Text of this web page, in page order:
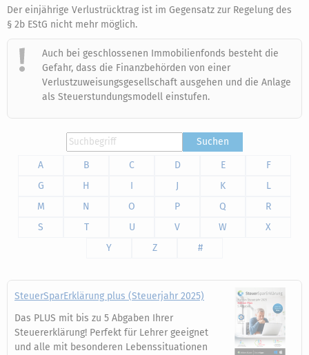
Der einjährige Verlustrücktrag ist im Gegensatz zur Regelung des
§ 2b EStG nicht mehr möglich.
Auch bei geschlossenen Immobilienfonds besteht die
Gefahr, dass die Finanzbehörden von einer
Verlustzuweisungsgesellschaft ausgehen und die Anlage
als Steuerstundungsmodell einstufen.
Suchen
A
B C D E
F
G
H I J K
L
M
N O P Q
R
S
T U V W
X
Y
Z #
SteuerSparErklärung plus (Steuerjahr 2025)
Das PLUS mit bis zu 5 Abgaben Ihrer
Steuererklärung! Perfekt für Lehrer geeignet
und alle mit besonderen Lebenssituationen